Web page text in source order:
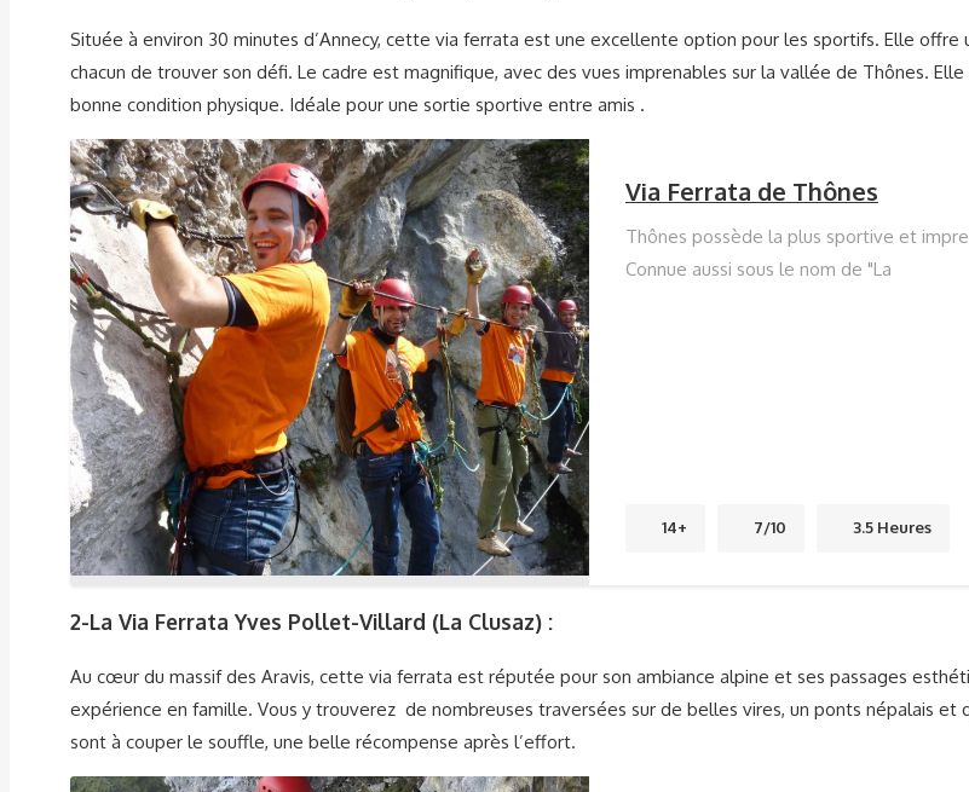
Située à environ 30 minutes d’Annecy, cette via ferrata est une excellente option pour les sportifs. Elle
chacun de trouver son défi. Le cadre est magnifique, avec des vues imprenables sur la vallée de Thônes.
bonne condition physique. Idéale pour une sortie sportive entre amis .
Via Ferrata de Thônes
Thônes possède la plus sportive et
Connue aussi sous le nom de "La
14+ 7/10 3.5 Heures
2-La Via Ferrata Yves Pollet-Villard (La Clusaz) :
Au cœur du massif des Aravis, cette via ferrata est réputée pour son ambiance alpine et ses passages
expérience en famille. Vous y trouverez de nombreuses traversées sur de belles vires, un ponts népalais et
sont à couper le souffle, une belle récompense après l’effort.